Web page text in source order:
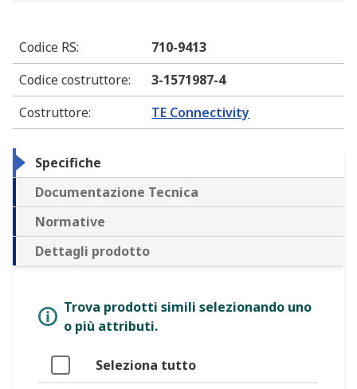
Codice RS:
710-9413
Codice costruttore:
3-1571987-4
Costruttore: TE Connectivity
Specifiche
Documentazione Tecnica
Normative
Dettagli prodotto
Trova prodotti simili selezionando uno
o più attributi.
Seleziona tutto